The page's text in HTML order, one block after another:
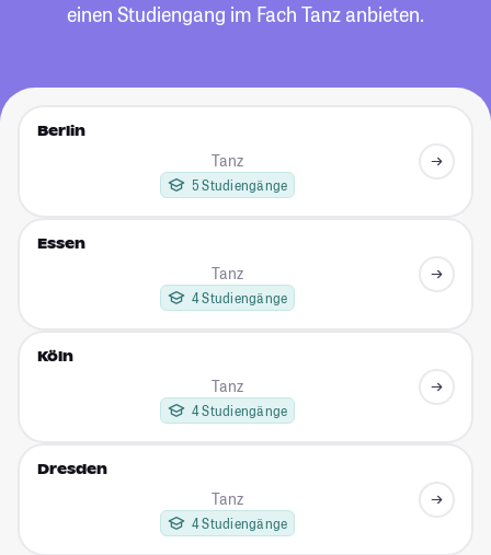
einen Studiengang im Fach Tanz anbieten.
Berlin
Tanz
5 Studiengänge
Essen
Tanz
4 Studiengänge
Köln
Tanz
4 Studiengänge
Dresden
Tanz
4 Studiengänge